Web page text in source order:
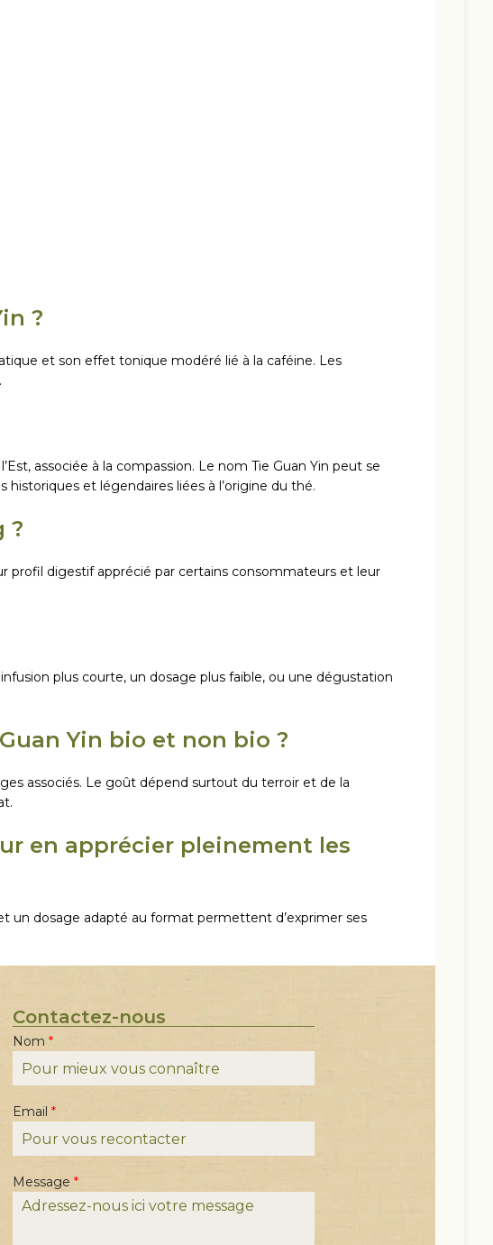
?
et son effet tonique modéré lié à la caféine. Les
associée à la compassion. Le nom Tie Guan Yin peut se
historiques et légendaires liées à l’origine du thé.
?
profil digestif apprécié par certains consommateurs et leur
plus courte, un dosage plus faible, ou une dégustation
Yin bio et non bio ?
associés. Le goût dépend surtout du terroir et de la
en apprécier pleinement les
un dosage adapté au format permettent d’exprimer ses
Contactez-nous
Nom*
t
*
Email*
Message*